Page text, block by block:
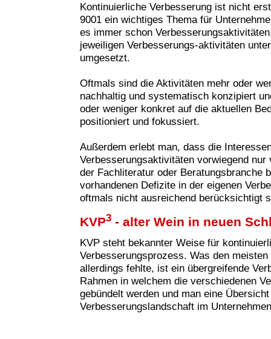
Kontinuierliche Verbesserung ist nicht
9001 ein wichtiges Thema für
es immer schon
jeweiligen Verbesserungs-aktivitäten
umgesetzt.
Oftmals sind die Aktivitäten mehr oder
nachhaltig und systematisch konzipiert
oder weniger konkret auf die aktuellen
positioniert und fokussiert.
Außerdem erlebt man, dass die
Verbesserungsaktivitäten vorwiegend nur
der Fachliteratur oder Beratungsbranche
vorhandenen Defizite in der eigenen
oftmals nicht ausreichend berücksichtigt
KVP3 - alter Wein in neuen
KVP steht bekannter Weise für
Verbesserungsprozess. Was den
allerdings fehlte, ist ein übergreifende
Rahmen in welchem die verschiedenen
gebündelt werden und man eine
Verbesserungslandschaft im